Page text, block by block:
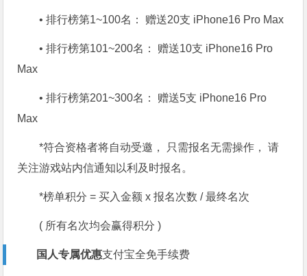
• 排行榜第1~100名： 赠送20支 iPhone16 Pro Max
• 排行榜第101~200名： 赠送10支 iPhone16 Pro
Max
• 排行榜第201~300名： 赠送5支 iPhone16 Pro
Max
*符合资格者将自动受邀， 只需报名无需操作， 请
关注游戏站内信通知以利及时报名。
*榜单积分 = 买入金额 x 报名次数 / 最终名次
( 所有名次均会赢得积分 )
国人专属优惠支付宝全免手续费